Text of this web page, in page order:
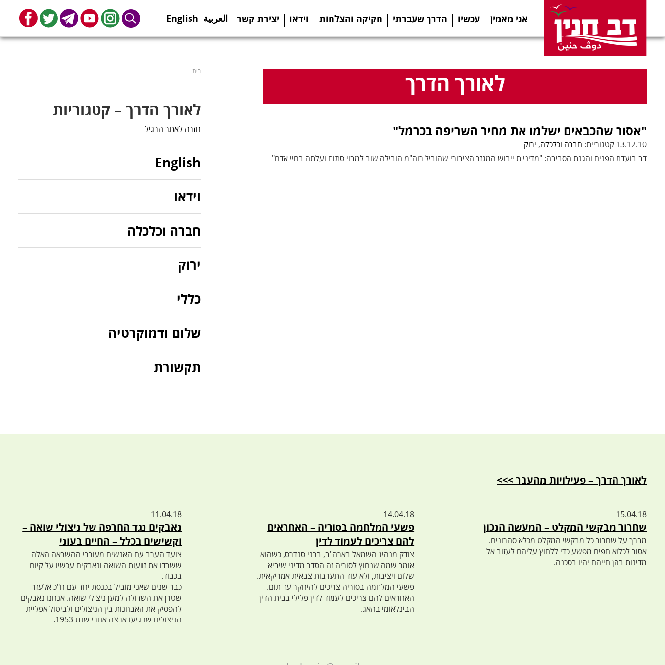
אני מאמין עכשיו הדרך שעברתי חקיקה והצלחות וידאו יצירת קשר العربية English
Search
Instagram
Youtube
Telegram
Twitter
לאורך הדרך
"אסור שהכבאים ישלמו את מחיר השריפה בכרמל"
13.12.10 קטגוריית: חברה וכלכלה, ירוק
דב בועדת הפנים והגנת הסביבה: "מדיניות ייבוש המגזר הציבורי שהוביל רוה"מ הובילה שוב למבוי סתום ועלתה בחיי אדם"
בית
לאורך הדרך – קטגוריות
חזרה לאתר הרגיל
English
וידאו
חברה וכלכלה
ירוק
כללי
שלום ודמוקרטיה
תקשורת
לאורך הדרך – פעילויות מהעבר >>>
15.04.18
שחרור מבקשי המקלט – המעשה הנכון
מברך על שחרור כל מבקשי המקלט מכלא סהרונים.
אסור לכלוא חפים מפשע כדי ללחוץ עליהם לעזוב אל
מדינות בהן חייהם יהיו בסכנה.
14.04.18
פשעי המלחמה בסוריה – האחראים
להם צריכים לעמוד לדין
צודק מנהיג השמאל בארה"ב, ברני סנדרס, כשהוא
אומר שמה שנחוץ לסוריה זה הסדר מדיני שיביא
שלום ויציבות, ולא עוד התערבות צבאית אמריקאית.
פשעי המלחמה בסוריה צריכים להיחקר עד תום.
האחראים להם צריכים לעמוד לדין פלילי בבית הדין
הבינלאומי בהאג.
11.04.18
נאבקים נגד החרפה של ניצולי שואה –
וקשישים בכלל – החיים בעוני
צועד הערב עם האנשים מעוררי ההשראה האלה
ששרדו את זוועות השואה ונאבקים עכשיו על קיום
בכבוד.
כבר שנים שאני מוביל בכנסת יחד עם ח"כ אלעזר
שטרן את השדולה למען ניצולי שואה. אנחנו נאבקים
להפסיק את האבחנות בין הניצולים ולביטול אפליית
הניצולים שהגיעו ארצה אחרי שנת 1953.